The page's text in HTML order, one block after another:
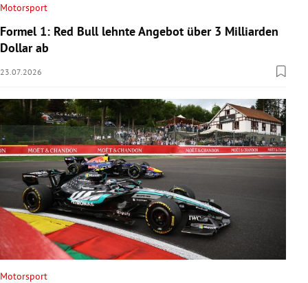
Motorsport
Formel 1: Red Bull lehnte Angebot über 3 Milliarden
Dollar ab
23.07.2026
Motorsport